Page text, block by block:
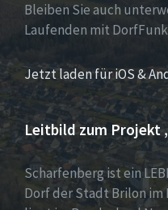
Bleiben Sie auch
Laufenden mit
Jetzt laden für iOS &
Leitbild zum Projekt
Scharfenberg ist ein
Dorf der Stadt Brilon